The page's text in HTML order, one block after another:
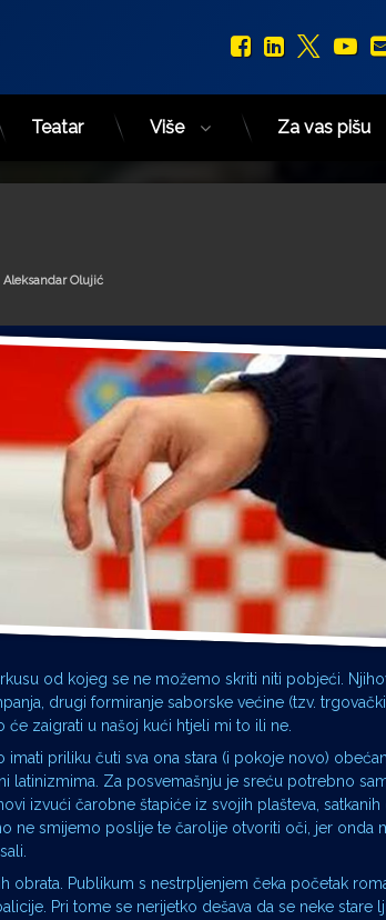
Facebook
LinkedIn
X.com
Teatar Više Za vas pišu
Kategorije:
Aleksandar Olujić
od kojeg se ne možemo skriti niti pobjeći.
drugi formiranje saborske većine (tzv.
zaigrati u našoj kući htjeli mi to ili ne.
priliku čuti sva ona stara (i pokoje novo)
latinizmima. Za posvemašnju je sreću potrebno
izvući čarobne štapiće iz svojih plašteva, satkanih
ne smijemo poslije te čarolije otvoriti oči, jer onda
obrata. Publikum s nestrpljenjem čeka početak
Pri tome se nerijetko dešava da se neke stare